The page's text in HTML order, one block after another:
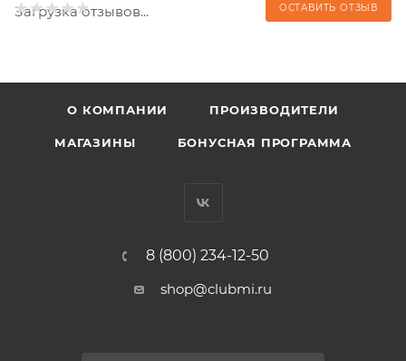
ОСТАВИТЬ ОТЗЫВ
Загрузка отзывов...
О КОМПАНИИ ПРОИЗВОДИТЕЛИ
МАГАЗИНЫ БОНУСНАЯ ПРОГРАММА
8 (800) 234-12-50
shop@clubmi.ru